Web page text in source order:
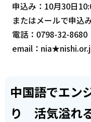
申込み：10月30日
またはメールで申込
電話：0798-32-8680
email：
中国語でエン
り 活気溢れ